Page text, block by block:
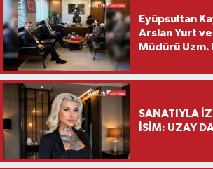
Eyüpsultan
Arslan Yurt ve
Müdürü Uzm.
Ziyareti
SANATIYLA
İSİM: UZAY